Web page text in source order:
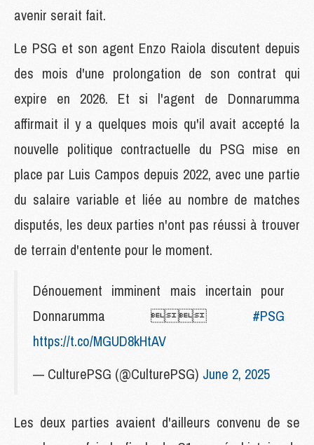
avenir serait fait.
Le PSG et son agent Enzo Raiola discutent depuis
des mois d'une prolongation de son contrat qui
expire en 2026. Et si l'agent de Donnarumma
affirmait il y a quelques mois qu'il avait accepté la
nouvelle politique contractuelle du PSG mise en
place par Luis Campos depuis 2022, avec une partie
du salaire variable et liée au nombre de matches
disputés, les deux parties n'ont pas réussi à trouver
de terrain d'entente pour le moment.
Dénouement imminent mais incertain pour
Donnarumma  #PSG
https://t.co/MGUD8kHtAV
— CulturePSG (@CulturePSG) June 2, 2025
Les deux parties avaient d'ailleurs convenu de se